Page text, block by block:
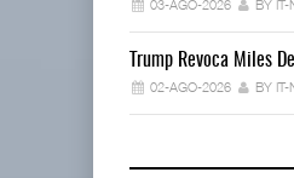
03-AGO-2026 BY IT-
Trump Revoca Miles
02-AGO-2026 BY IT-